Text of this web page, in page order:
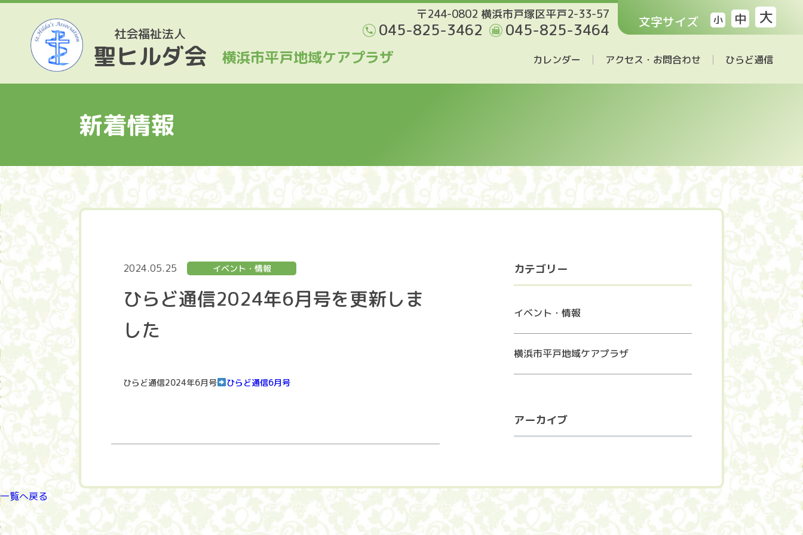
社会福祉法人
聖ヒルダ会 横浜市平戸地域ケアプラザ カレンダー アクセス・お問合わせ ひらど通信
〒244-0802 横浜市戸塚区平戸2-33-57
045-825-3462 045-825-3464 文字サイズ 小 中 大
新着情報
2024.05.25 イベント・情報
ひらど通信2024年6月号を更新しま
した
ひらど通信2024年6月号 ひらど通信6月号
カテゴリー
イベント・情報
横浜市平戸地域ケアプラザ
アーカイブ
一覧へ戻る